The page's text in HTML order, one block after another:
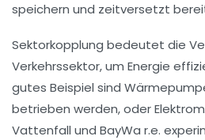
speichern und zeitversetzt
Sektorkopplung bedeutet die
Verkehrssektor, um Energie
gutes Beispiel sind
betrieben werden, oder
Vattenfall und BayWa r.e.